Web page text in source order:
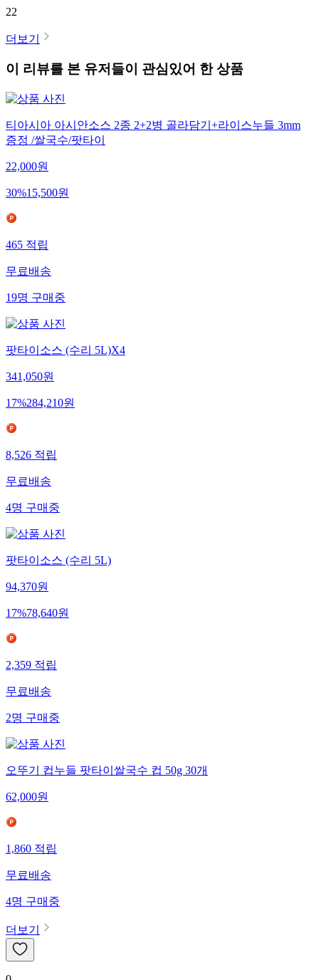
22
더보기
이 리뷰를 본 유저들이 관심있어 한 상품
티아시아 아시안소스 2종 2+2병 골라담기+라이스누들 3mm
증정 /쌀국수/팟타이
22,000원
30%15,500원
465 적립
무료배송
19명 구매중
팟타이소스 (수리 5L)X4
341,050원
17%284,210원
8,526 적립
무료배송
4명 구매중
팟타이소스 (수리 5L)
94,370원
17%78,640원
2,359 적립
무료배송
2명 구매중
오뚜기 컵누들 팟타이쌀국수 컵 50g 30개
62,000원
1,860 적립
무료배송
4명 구매중
더보기